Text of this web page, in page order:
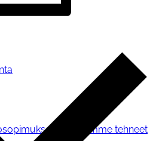
kanssamme tehneet